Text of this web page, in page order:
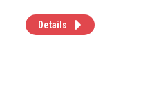
Details